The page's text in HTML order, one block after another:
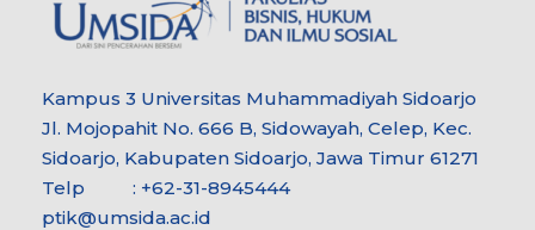
Kampus 3 Universitas Muhammadiyah Sidoarjo
Jl. Mojopahit No. 666 B, Sidowayah, Celep, Kec.
Sidoarjo, Kabupaten Sidoarjo, Jawa Timur 61271
Telp : +62-31-8945444
ptik@umsida.ac.id